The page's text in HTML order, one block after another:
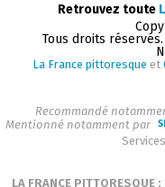
Retrouvez toute
Tous droits
La France pittoresque et
Recommandé
Mentionné notamment par
LA FRANCE PITTORESQUE :